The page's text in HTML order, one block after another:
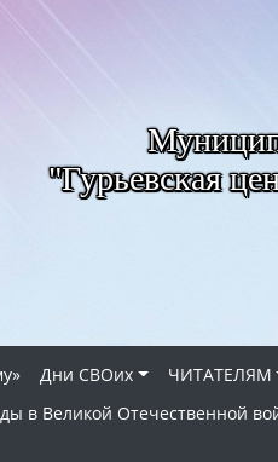
"Гурьевская
Дни СВОих ЧИТАТЕЛЯМ
в Великой Отечественной